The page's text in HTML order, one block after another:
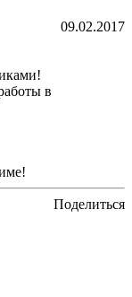
09.02.2017
в
Поделиться